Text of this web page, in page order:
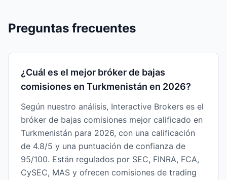
Preguntas frecuentes
¿Cuál es el mejor bróker de bajas
comisiones en Turkmenistán en 2026?
Según nuestro análisis, Interactive Brokers es el
bróker de bajas comisiones mejor calificado en
Turkmenistán para 2026, con una calificación
de 4.8/5 y una puntuación de confianza de
95/100. Están regulados por SEC, FINRA, FCA,
CySEC, MAS y ofrecen comisiones de trading